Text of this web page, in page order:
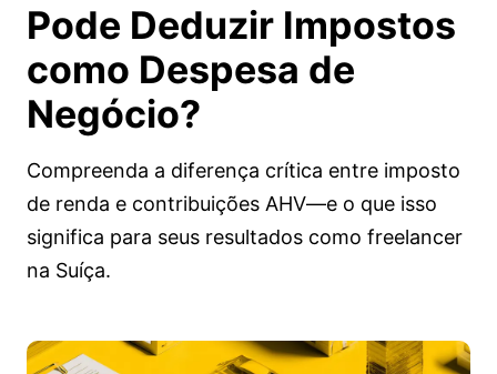
Pode Deduzir Impostos
como Despesa de
Negócio?
Compreenda a diferença crítica entre imposto
de renda e contribuições AHV—e o que isso
significa para seus resultados como freelancer
na Suíça.